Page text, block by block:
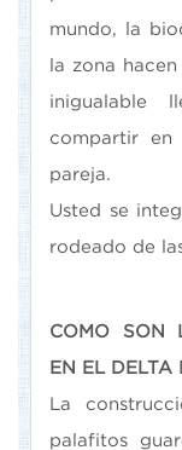
mundo, la
la zona
inigualable
compartir
pareja.
Usted se
rodeado de
COMO SON
EN EL DELTA
La
palafitos